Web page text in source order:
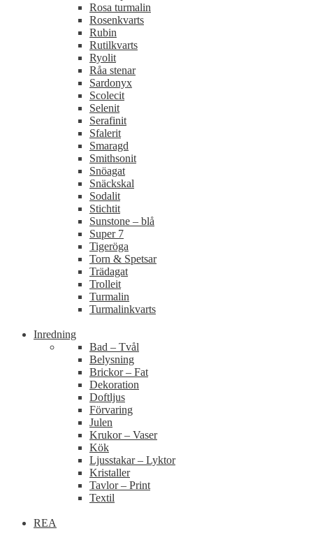
Rosa turmalin
Rosenkvarts
Rubin
Rutilkvarts
Ryolit
Råa stenar
Sardonyx
Scolecit
Selenit
Serafinit
Sfalerit
Smaragd
Smithsonit
Snöagat
Snäckskal
Sodalit
Stichtit
Sunstone – blå
Super 7
Tigeröga
Torn & Spetsar
Trädagat
Trolleit
Turmalin
Turmalinkvarts
Inredning
Bad – Tvål
Belysning
Brickor – Fat
Dekoration
Doftljus
Förvaring
Julen
Krukor – Vaser
Kök
Ljusstakar – Lyktor
Kristaller
Tavlor – Print
Textil
REA